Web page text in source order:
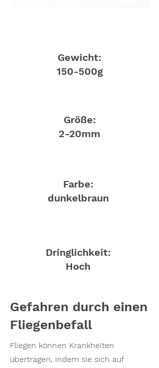
Gewicht:
150-500g
Größe:
2-20mm
Farbe:
dunkelbraun
Dringlichkeit:
Hoch
Gefahren durch einen
Fliegenbefall
Fliegen können Krankheiten
übertragen, indem sie sich auf